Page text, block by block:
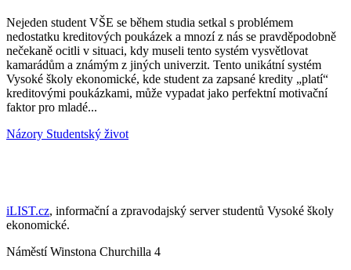
Nejeden student VŠE se během studia setkal s problémem
nedostatku kreditových poukázek a mnozí z nás se pravděpodobně
nečekaně ocitli v situaci, kdy museli tento systém vysvětlovat
kamarádům a známým z jiných univerzit. Tento unikátní systém
Vysoké školy ekonomické, kde student za zapsané kredity „platí“
kreditovými poukázkami, může vypadat jako perfektní motivační
faktor pro mladé...
Názory Studentský život
iLIST.cz, informační a zpravodajský server studentů Vysoké školy
ekonomické.
Náměstí Winstona Churchilla 4